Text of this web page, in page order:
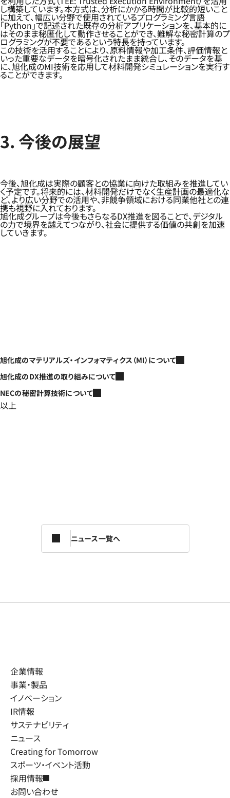
し構築しています。本方式は、分析にかかる時間が比較的短いこと
に加えて、幅広い分野で使用されているプログラミング言語
「Python」で記述された既存の分析アプリケーションを、基本的に
はそのまま秘匿化して動作させることができ、難解な秘密計算のプ
ログラミングが不要であるという特長を持っています。
この技術を活用することにより、原料情報や加工条件、評価情報と
いった重要なデータを暗号化されたまま統合し、そのデータを基
に、旭化成のMI技術を応用して材料開発シミュレーションを実行す
ることができます。
3. 今後の展望
今後、旭化成は実際の顧客との協業に向けた取組みを推進してい
く予定です。将来的には、材料開発だけでなく生産計画の最適化な
ど、より広い分野での活用や、非競争領域における同業他社との連
携も視野に入れております。
旭化成グループは今後もさらなるDX推進を図ることで、デジタル
の力で境界を越えてつながり、社会に提供する価値の共創を加速
していきます。
旭化成のマテリアルズ・インフォマティクス（MI）について
旭化成のDX推進の取り組みについて
NECの秘密計算技術について
以上
ニュース一覧へ
企業情報
事業・製品
イノベーション
IR情報
サステナビリティ
ニュース
Creating for Tomorrow
スポーツ・イベント活動
採用情報
お問い合わせ